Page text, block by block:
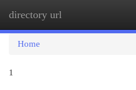
directory url
Home
1